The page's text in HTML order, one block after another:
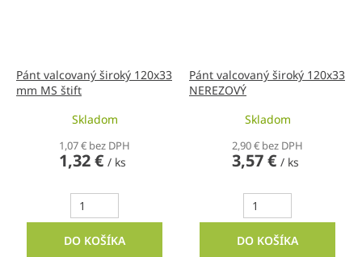
Pánt valcovaný široký 120x33
mm MS štift
Skladom
1,07 € bez DPH
1,32 € / ks
DO KOŠÍKA
Pánt valcovaný široký 120x33
NEREZOVÝ
Skladom
2,90 € bez DPH
3,57 € / ks
DO KOŠÍKA